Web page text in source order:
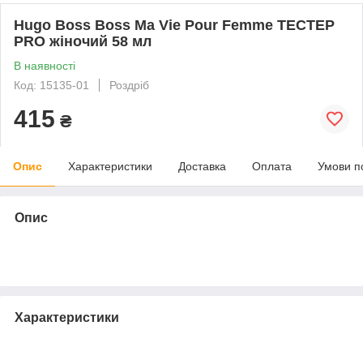
Hugo Boss Boss Ma Vie Pour Femme ТЕСТЕР
PRO жіночий 58 мл
В наявності
Код: 15135-01
Роздріб
415 ₴
Опис Характеристики Доставка Оплата Умови
Опис
Характеристики